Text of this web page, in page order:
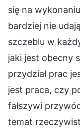
się na
bardziej nie
szczeblu w
jaki jest obecny
przydział prac
jest praca, czy
fałszywi
temat